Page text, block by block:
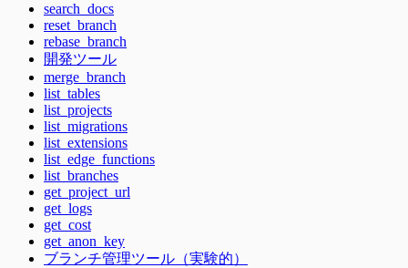
search_docs
reset_branch
rebase_branch
開発ツール
merge_branch
list_tables
list_projects
list_migrations
list_extensions
list_edge_functions
list_branches
get_project_url
get_logs
get_cost
get_anon_key
ブランチ管理ツール（実験的）